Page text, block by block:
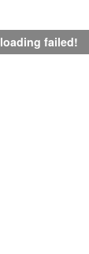
loading failed!